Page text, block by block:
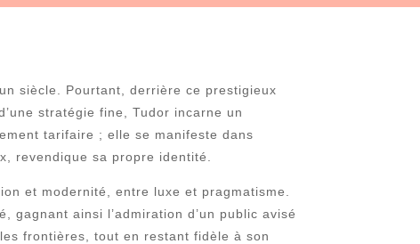
siècle. Pourtant, derrière ce prestigieux
stratégie fine, Tudor incarne un
tarifaire ; elle se manifeste dans
revendique sa propre identité.
et modernité, entre luxe et pragmatisme.
gagnant ainsi l’admiration d’un public avisé
frontières, tout en restant fidèle à son